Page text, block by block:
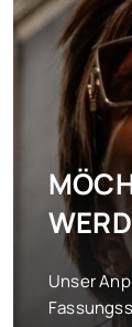
Unser